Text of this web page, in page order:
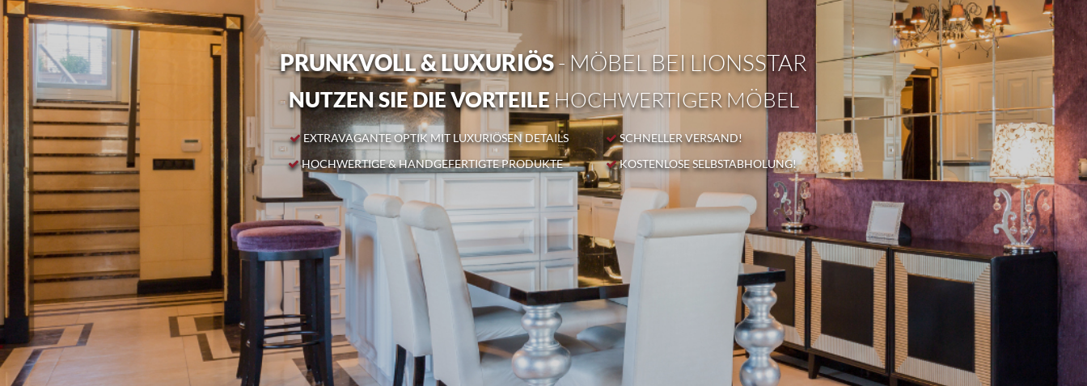
PRUNKVOLL & LUXURIÖS- MÖBEL BEI LIONSSTAR
NUTZEN SIE DIE VORTEILEHOCHWERTIGER MÖBEL
EXTRAVAGANTE OPTIK MIT LUXURIÖSEN DETAILS
HOCHWERTIGE & HANDGEFERTIGTE PRODUKTE
SCHNELLER VERSAND!
KOSTENLOSE SELBSTABHOLUNG!